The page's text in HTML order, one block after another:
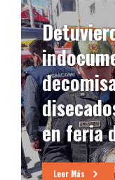
en feria
Leer Más